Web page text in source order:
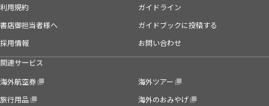
利用規約
ガイドライン
書店御担当者様へ
ガイドブックに投稿する
採用情報
お問い合わせ
関連サービス
海外航空券
海外ツアー
旅行用品
海外のおみやげ